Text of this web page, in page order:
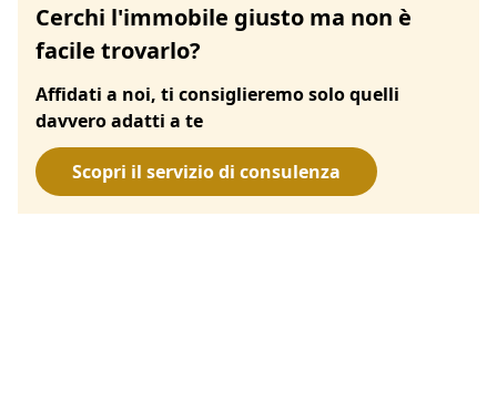
Cerchi l'immobile giusto ma non è
facile trovarlo?
Affidati a noi, ti consiglieremo solo quelli
davvero adatti a te
Scopri il servizio di consulenza